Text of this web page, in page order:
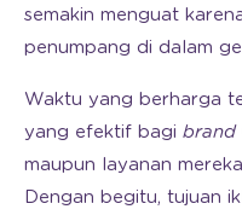
semakin menguat
penumpang di dalam
Waktu yang berharga
yang efektif bagi brand
maupun layanan
Dengan begitu, tujuan